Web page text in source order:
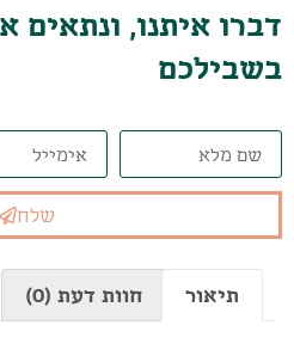
דברו איתנו,
בשבילכם
שלח
תיאור חוות דעת (0)